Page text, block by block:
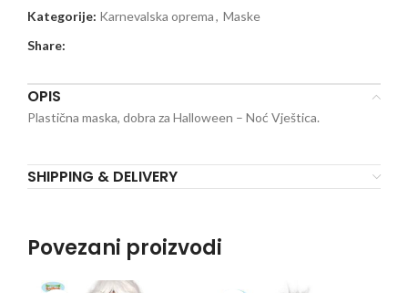
Kategorije: Karnevalska oprema, Maske
Share:
OPIS
Plastična maska, dobra za Halloween – Noć Vještica.
SHIPPING & DELIVERY
Povezani proizvodi